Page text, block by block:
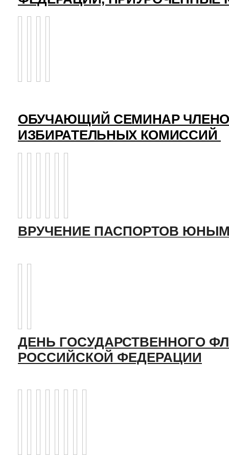
ОБУЧАЮЩИЙ СЕМИНАР
ИЗБИРАТЕЛЬНЫХ КОМИССИЙ
ВРУЧЕНИЕ ПАСПОРТОВ
ДЕНЬ ГОСУДАРСТВЕННОГО
РОССИЙСКОЙ ФЕДЕРАЦИИ